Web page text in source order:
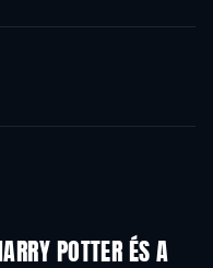
POTTER ÉS A